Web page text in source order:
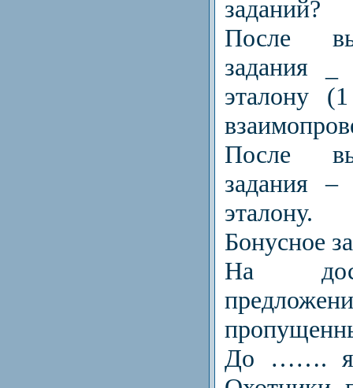
заданий?
После
задания _
эталону
После
задания –
эталону.
Бонусное
На
До …….